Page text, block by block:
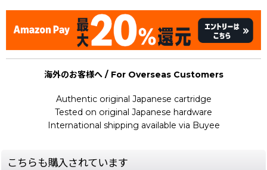
海外のお客様へ / For Overseas Customers
Authentic original Japanese cartridge
Tested on original Japanese hardware
International shipping available via Buyee
こちらも購入されています